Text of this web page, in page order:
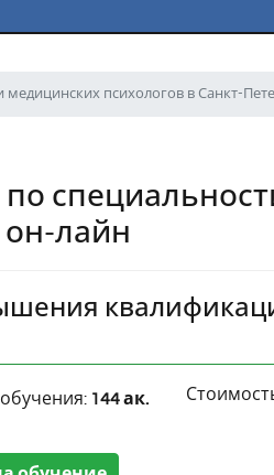
психологов в Санкт-
он-лайн
144 ак.